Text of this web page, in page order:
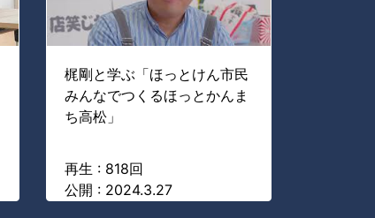
梶剛と学ぶ「ほっとけん市民
みんなでつくるほっとかんま
ち高松」
再生 : 818回
公開 : 2024.3.27